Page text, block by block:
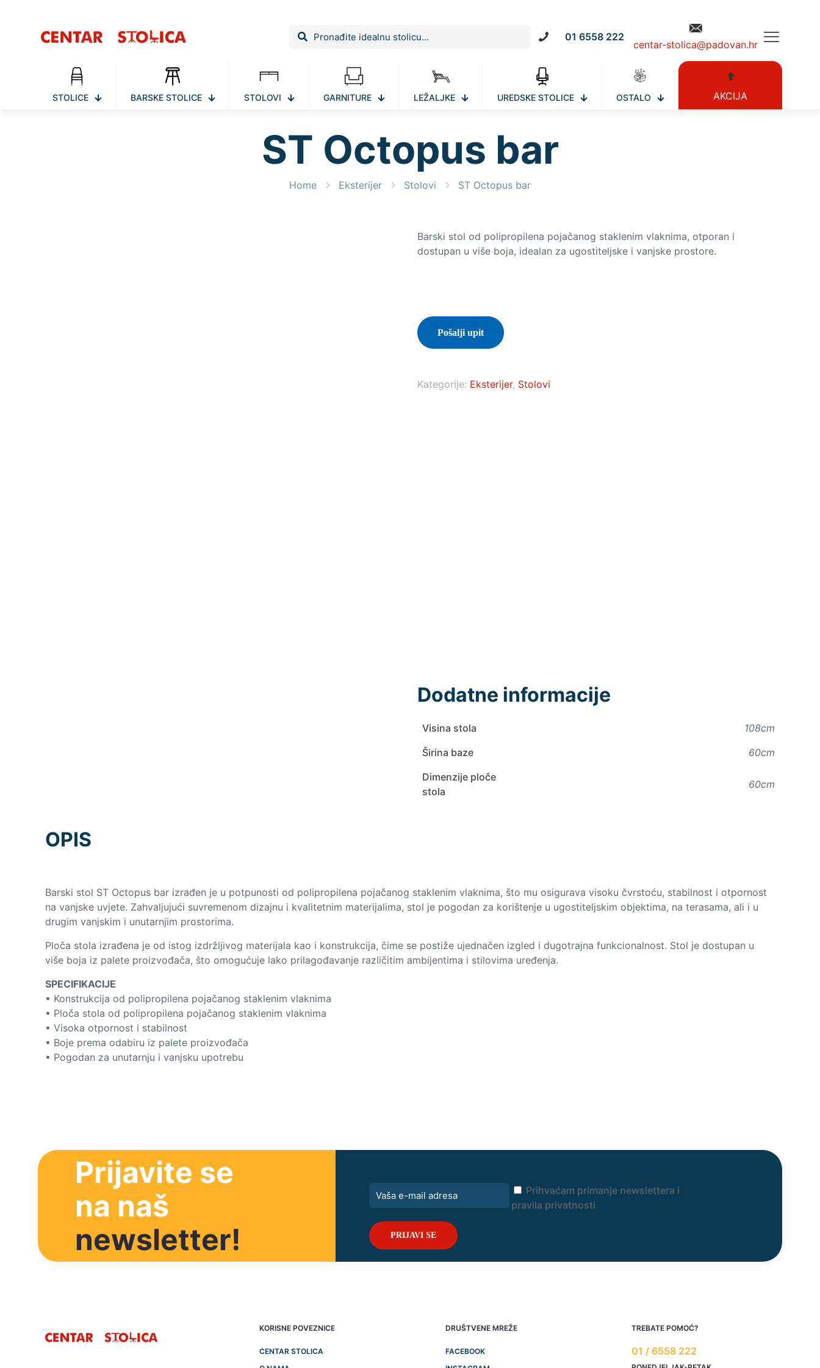
01 6558 222
centar-stolica@padovan.hr
STOLICE BARSKE STOLICE STOLOVI GARNITURE LEŽALJKE UREDSKE STOLICE OSTALO AKCIJA
ST Octopus bar
Home Eksterijer Stolovi ST Octopus bar
Barski stol od polipropilena pojačanog staklenim vlaknima, otporan i
dostupan u više boja, idealan za ugostiteljske i vanjske prostore.
Pošalji upit
Kategorije: Eksterijer, Stolovi
Dodatne informacije
Visina stola
108cm
Širina baze
60cm
Dimenzije ploče
stola
60cm
OPIS
Barski stol ST Octopus bar izrađen je u potpunosti od polipropilena pojačanog staklenim vlaknima, što mu osigurava visoku čvrstoću, stabilnost i otpornost
na vanjske uvjete. Zahvaljujući suvremenom dizajnu i kvalitetnim materijalima, stol je pogodan za korištenje u ugostiteljskim objektima, na terasama, ali i u
drugim vanjskim i unutarnjim prostorima.
Ploča stola izrađena je od istog izdržljivog materijala kao i konstrukcija, čime se postiže ujednačen izgled i dugotrajna funkcionalnost. Stol je dostupan u
više boja iz palete proizvođača, što omogućuje lako prilagođavanje različitim ambijentima i stilovima uređenja.
SPECIFIKACIJE
• Konstrukcija od polipropilena pojačanog staklenim vlaknima
• Ploča stola od polipropilena pojačanog staklenim vlaknima
• Visoka otpornost i stabilnost
• Boje prema odabiru iz palete proizvođača
• Pogodan za unutarnju i vanjsku upotrebu
Prijavite se
na naš
newsletter!
Prihvaćam primanje newslettera i
pravila privatnosti.
KORISNE POVEZNICE
CENTAR STOLICA
DRUŠTVENE MREŽE
FACEBOOK
TREBATE POMOĆ?
01 / 6558 222